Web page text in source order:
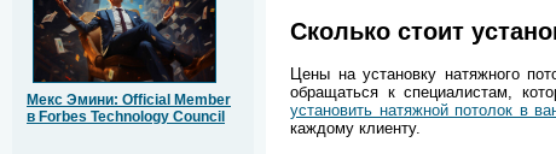
Мекс Эмини: Official Member
в Forbes Technology Council
Сколько стоит
Цены на установку натяжного
обращаться к специалистам,
установить натяжной потолок в
каждому клиенту.